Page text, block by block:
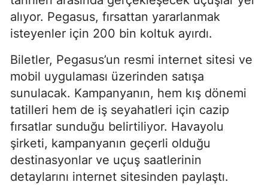
alıyor. Pegasus, fırsattan yararlanmak
isteyenler için 200 bin koltuk ayırdı.
Biletler, Pegasus’un resmi internet sitesi ve
mobil uygulaması üzerinden satışa
sunulacak. Kampanyanın, hem kış dönemi
tatilleri hem de iş seyahatleri için cazip
fırsatlar sunduğu belirtiliyor. Havayolu
şirketi, kampanyanın geçerli olduğu
destinasyonlar ve uçuş saatlerinin
detaylarını internet sitesinden paylaştı.